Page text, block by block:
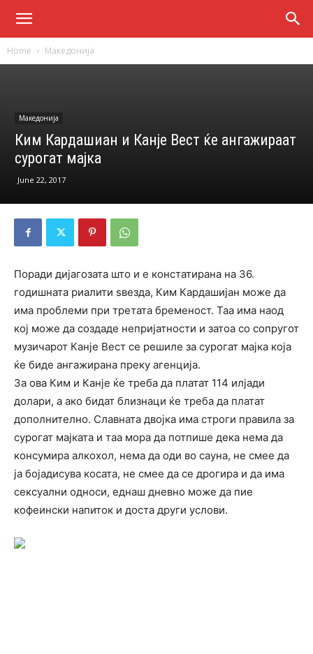
Home Македонија
Македонија
Ким Кардашиан и Канје Вест ќе ангажираат
сурогат мајка
June 22, 2017
Поради дијагозата што и е констатирана на 36.
годишната риалити ѕвезда, Ким Кардашијан може да
има проблеми при третата бременост. Таа има наод
кој може да создаде непријатности и затоа со сопругот
музичарот Канје Вест се решиле за сурогат мајка која
ќе биде ангажирана преку агенција.
За ова Ким и Канје ќе треба да платат 114 илјади
долари, а ако бидат близнаци ќе треба да платат
дополнително. Славната двојка има строги правила за
сурогат мајката и таа мора да потпише дека нема да
консумира алкохол, нема да оди во сауна, не смее да
ја бојадисува косата, не смее да се дрогира и да има
сексуални односи, еднаш дневно може да пие
кофеински напиток и доста други услови.